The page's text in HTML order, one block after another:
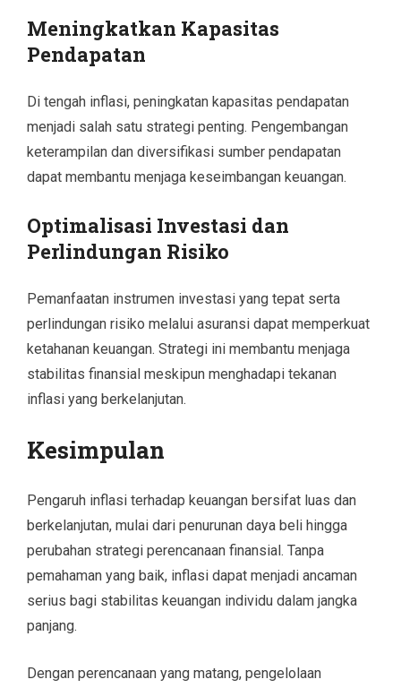
Meningkatkan Kapasitas
Pendapatan
Di tengah inflasi, peningkatan kapasitas pendapatan
menjadi salah satu strategi penting. Pengembangan
keterampilan dan diversifikasi sumber pendapatan
dapat membantu menjaga keseimbangan keuangan.
Optimalisasi Investasi dan
Perlindungan Risiko
Pemanfaatan instrumen investasi yang tepat serta
perlindungan risiko melalui asuransi dapat memperkuat
ketahanan keuangan. Strategi ini membantu menjaga
stabilitas finansial meskipun menghadapi tekanan
inflasi yang berkelanjutan.
Kesimpulan
Pengaruh inflasi terhadap keuangan bersifat luas dan
berkelanjutan, mulai dari penurunan daya beli hingga
perubahan strategi perencanaan finansial. Tanpa
pemahaman yang baik, inflasi dapat menjadi ancaman
serius bagi stabilitas keuangan individu dalam jangka
panjang.
Dengan perencanaan yang matang, pengelolaan